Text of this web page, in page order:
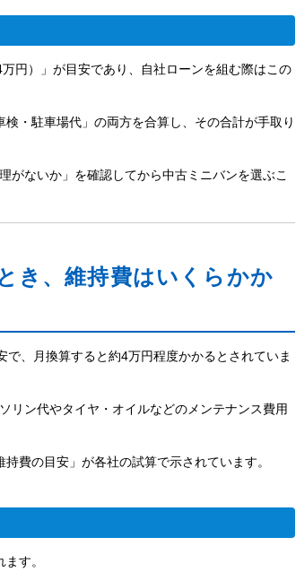
円）」が目安であり、自社ローンを組む際はこの
・駐車場代」の両方を合算し、その合計が手取り
がないか」を確認してから中古ミニバンを選ぶこ
き、維持費はいくらかか
、月換算すると約4万円程度かかるとされていま
リン代やタイヤ・オイルなどのメンテナンス費用
費の目安」が各社の試算で示されています。
す。